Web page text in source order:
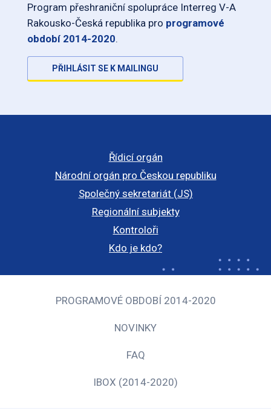
Program přeshraniční spolupráce Interreg V-A
Rakousko-Česká republika pro programové
období 2014-2020.
PŘIHLÁSIT SE K MAILINGU
Řídicí orgán
Národní orgán pro Českou republiku
Společný sekretariát (JS)
Regionální subjekty
Kontroloři
Kdo je kdo?
PROGRAMOVÉ OBDOBÍ 2014-2020
NOVINKY
FAQ
IBOX (2014-2020)